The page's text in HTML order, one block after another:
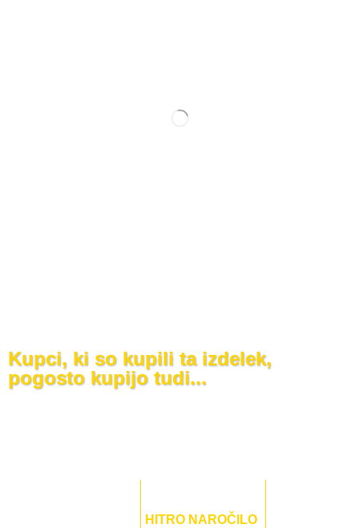
Kupci, ki so kupili ta izdelek,
pogosto kupijo tudi...
HITRO NAROČILO